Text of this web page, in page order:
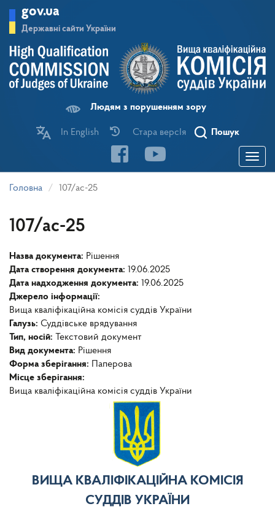
основного
матеріалу
gov.ua
Державні сайти України
Людям з порушенням зору
In English Стара версІя Пошук
Toggle
Головна 107/ас-25
107/ас-25
Назва документа: Рішення
Дата створення документа: 19.06.2025
Дата надходження документа: 19.06.2025
Джерело інформації:
Вища кваліфікаційна комісія суддів України
Галузь: Суддівське врядування
Тип, носій:
Текстовий документ
Вид документа: Рішення
Форма зберігання:
Паперова
Місце зберігання:
Вища кваліфікаційна комісія суддів України
ВИЩА КВАЛІФІКАЦІЙНА КОМІСІЯ
СУДДІВ УКРАЇНИ